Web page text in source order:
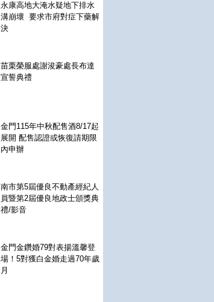
永康高地大淹水疑地下排水
溝崩壞 要求市府對症下藥解
決
苗栗榮服處謝浚豪處長布達
宣誓典禮
金門115年中秋配售酒8/17起
展開 配售認證或恢復請期限
內申辦
南市第5屆優良不動產經紀人
員暨第2屆優良地政士頒獎典
禮/影音
金門金鑽婚79對表揚溫馨登
場！5對獲白金婚走過70年歲
月